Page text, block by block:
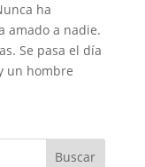
ha
amado a nadie.
Se pasa el día
un hombre